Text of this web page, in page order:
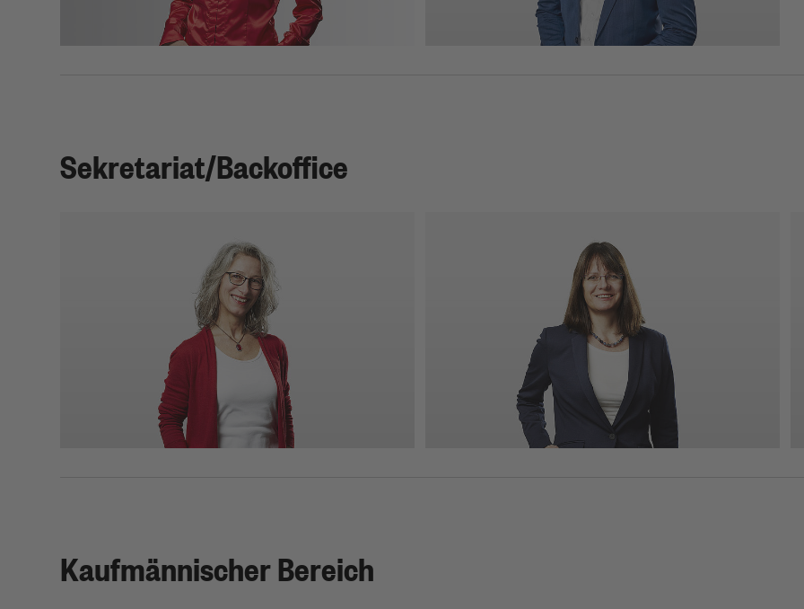
martina.hofmann(at)kea-bw.de
jan.muenster(at)kea-bw.de
Sekretariat/Backoffice
Ulla Martin
Backoffice Standort Karlsruhe
Telefon: 0721 98471-0
ulla.martin(at)kea-bw.de
Ingrid Senn
Backoffice Standort Karlsruhe
Europasekretärin
Telefon: 0721 98471-0
ingrid.senn(at)kea-bw.de
Kaufmännischer Bereich